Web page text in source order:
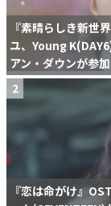
『素晴らしき新世
ユ、Young
アン・ダウンが参
2
『恋は命がけ』